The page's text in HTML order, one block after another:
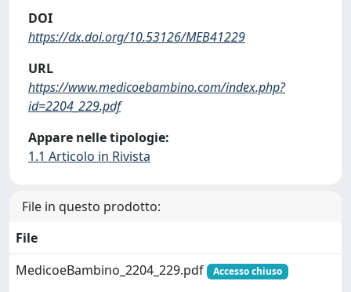
DOI
https://dx.doi.org/10.53126/MEB41229
URL
https://www.medicoebambino.com/index.php?
id=2204_229.pdf
Appare nelle tipologie:
1.1 Articolo in Rivista
File in questo prodotto:
File
MedicoeBambino_2204_229.pdf
Accesso chiuso